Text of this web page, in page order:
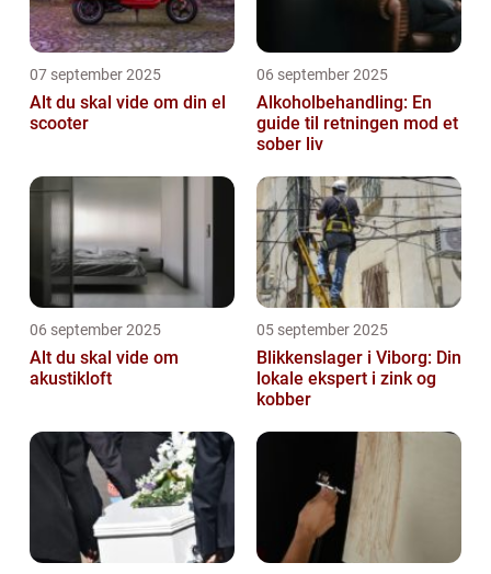
07 september 2025
Alt du skal vide om din el
scooter
06 september 2025
Alkoholbehandling: En
guide til retningen mod et
sober liv
06 september 2025
Alt du skal vide om
akustikloft
05 september 2025
Blikkenslager i Viborg: Din
lokale ekspert i zink og
kobber